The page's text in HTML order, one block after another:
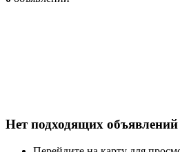
Нет подходящих